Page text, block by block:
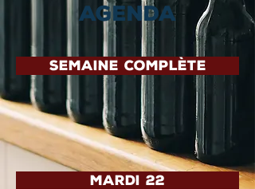
AGENDA
semaine complète
MARDI 22